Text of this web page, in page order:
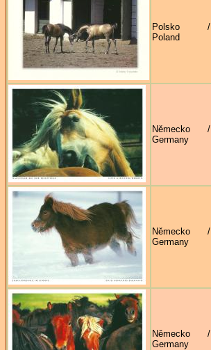
Polsko /
Poland
Německo /
Germany
Německo /
Germany
Německo /
Germany